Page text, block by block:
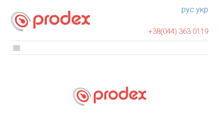
рус укр
+38(044) 363 0119